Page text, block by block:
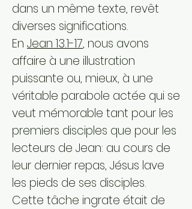
dans un même texte, revêt
diverses significations.
En Jean 13.1-17, nous avons
affaire à une illustration
puissante ou, mieux, à une
véritable parabole actée qui se
veut mémorable tant pour les
premiers disciples que pour les
lecteurs de Jean: au cours de
leur dernier repas, Jésus lave
les pieds de ses disciples.
Cette tâche ingrate était de